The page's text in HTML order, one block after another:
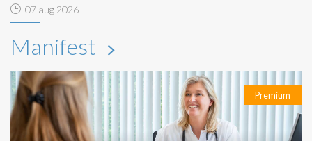
07 aug 2026
Manifest
Premium